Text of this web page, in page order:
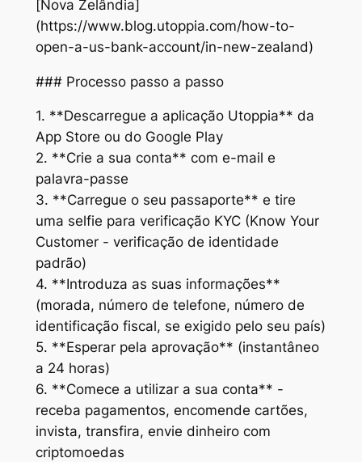
[Nova Zelândia]
(https://www.blog.utoppia.com/how-to-
open-a-us-bank-account/in-new-zealand)
### Processo passo a passo
1. **Descarregue a aplicação Utoppia** da
App Store ou do Google Play
2. **Crie a sua conta** com e-mail e
palavra-passe
3. **Carregue o seu passaporte** e tire
uma selfie para verificação KYC (Know Your
Customer - verificação de identidade
padrão)
4. **Introduza as suas informações**
(morada, número de telefone, número de
identificação fiscal, se exigido pelo seu país)
5. **Esperar pela aprovação** (instantâneo
a 24 horas)
6. **Comece a utilizar a sua conta** -
receba pagamentos, encomende cartões,
invista, transfira, envie dinheiro com
criptomoedas